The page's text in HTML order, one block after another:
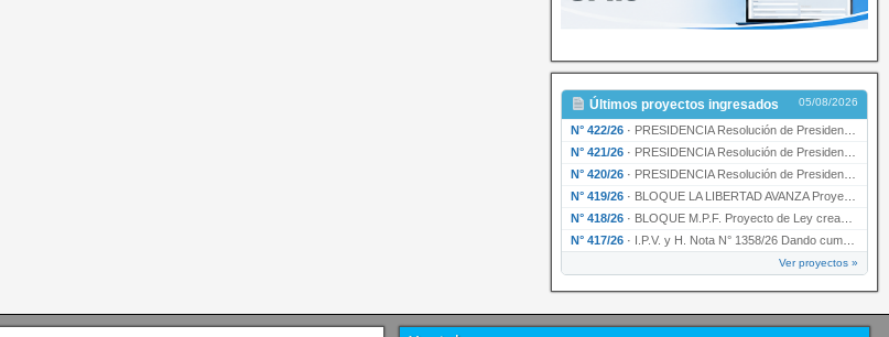
Últimos proyectos ingresados 05/08/2026
N° 422/26 · PRESIDENCIA Resolución de Presidencia N° 200/26 para su ratificación.
N° 421/26 · PRESIDENCIA Resolución de Presidencia N° 199/26 para su ratificación.
N° 420/26 · PRESIDENCIA Resolución de Presidencia N° 198/26 para su ratificación.
N° 419/26 · BLOQUE LA LIBERTAD AVANZA Proyecto de Ley declarando la esencialidad del servicio educativ…
N° 418/26 · BLOQUE M.P.F. Proyecto de Ley creando el Ente Único Regulador de servicios públicos de la …
N° 417/26 · I.P.V. y H. Nota N° 1358/26 Dando cumplimiento al artículo 29 de la Ley provincial N° 1399…
Ver proyectos »